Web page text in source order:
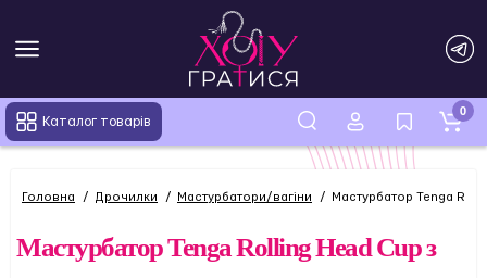
Каталог товарів
0
Головна Дрочилки Мастурбатори/вагіни Мастурбатор Tenga
Мастурбатор Tenga Rolling Head Cup з